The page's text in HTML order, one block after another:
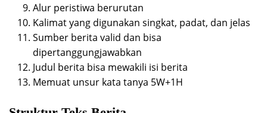
Alur peristiwa berurutan
Kalimat yang digunakan singkat, padat, dan jelas
Sumber berita valid dan bisa
dipertanggungjawabkan
Judul berita bisa mewakili isi berita
Memuat unsur kata tanya 5W+1H